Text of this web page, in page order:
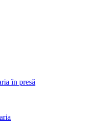
în presă